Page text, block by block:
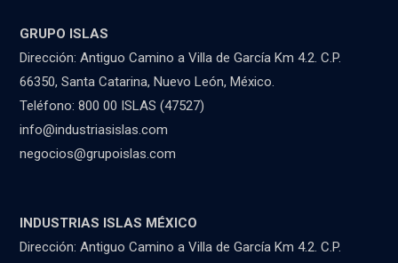
GRUPO ISLAS
Dirección: Antiguo Camino a Villa de García Km 4.2. C.P.
66350, Santa Catarina, Nuevo León, México.
Teléfono: 800 00 ISLAS (47527)
info@industriasislas.com
negocios@grupoislas.com
INDUSTRIAS ISLAS MÉXICO
Dirección: Antiguo Camino a Villa de García Km 4.2. C.P.